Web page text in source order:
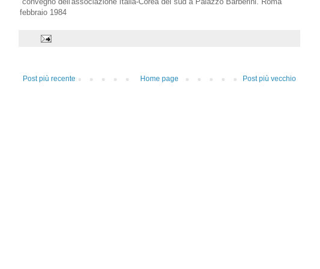
febbraio 1984
Post più recente Post più vecchio
Home page